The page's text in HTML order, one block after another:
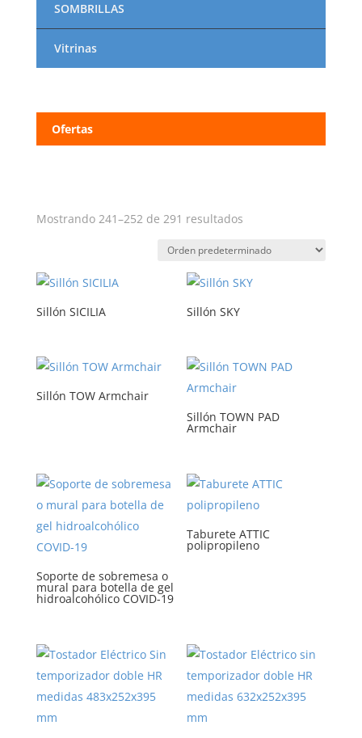
SOMBRILLAS
Vitrinas
Ofertas
Mostrando 241–252 de 291 resultados
Sillón SICILIA Sillón SKY
Sillón TOW Armchair
Sillón TOWN PAD
Armchair
Soporte de sobremesa o
mural para botella de gel
hidroalcohólico COVID-19
Taburete ATTIC
polipropileno